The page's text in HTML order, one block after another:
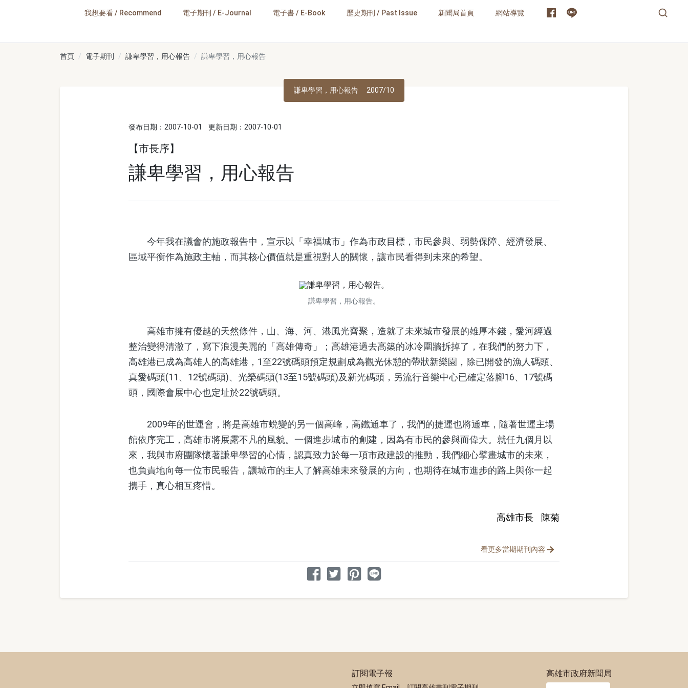
高雄活動好好玩
GO
我想要看 / Recommend 電子期刊 / E-Journal 電子書 / E-Book 歷史期刊 / Past Issue 新聞局首頁 網站導覽
首頁 電子期刊 謙卑學習，用心報告 謙卑學習，用心報告
謙卑學習，用心報告 2007/10
發布日期：2007-10-01 更新日期：2007-10-01
【市長序】
謙卑學習，用心報告
今年我在議會的施政報告中，宣示以「幸福城市」作為市政目標，市民參與、弱勢保障、經濟發展、
區域平衡作為施政主軸，而其核心價值就是重視對人的關懷，讓市民看得到未來的希望。
謙卑學習，用心報告。
高雄市擁有優越的天然條件，山、海、河、港風光齊聚，造就了未來城市發展的雄厚本錢，愛河經過
整治變得清澈了，寫下浪漫美麗的「高雄傳奇」；高雄港過去高築的冰冷圍牆拆掉了，在我們的努力下，
高雄港已成為高雄人的高雄港，1至22號碼頭預定規劃成為觀光休憩的帶狀新樂園，除已開發的漁人碼頭、
真愛碼頭(11、12號碼頭)、光榮碼頭(13至15號碼頭)及新光碼頭，另流行音樂中心已確定落腳16、17號碼
頭，國際會展中心也定址於22號碼頭。
2009年的世運會，將是高雄市蛻變的另一個高峰，高鐵通車了，我們的捷運也將通車，隨著世運主場
館依序完工，高雄市將展露不凡的風貌。一個進步城市的創建，因為有市民的參與而偉大。就任九個月以
來，我與市府團隊懷著謙卑學習的心情，認真致力於每一項市政建設的推動，我們細心擘畫城市的未來，
也負責地向每一位市民報告，讓城市的主人了解高雄未來發展的方向，也期待在城市進步的路上與你一起
攜手，真心相互疼惜。
高雄市長 陳菊
看更多當期期刊內容
分享到 Facebook
分享到 Twitter
分享到 Pinterest
分享到 Line
訂閱電子報 高雄市政府新聞局